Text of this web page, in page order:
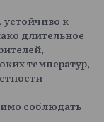
к
длительное
температур,
соблюдать